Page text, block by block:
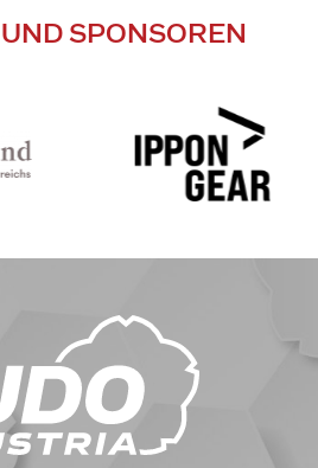
SPONSOREN